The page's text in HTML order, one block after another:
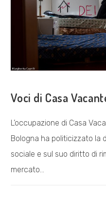
Voci di Casa
L’occupazione di Casa
Bologna ha politicizzato la
sociale e sul suo diritto di
mercato…